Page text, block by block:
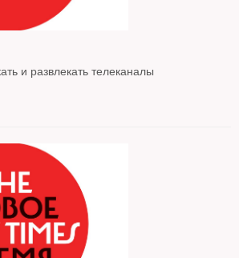
и развлекать телеканалы